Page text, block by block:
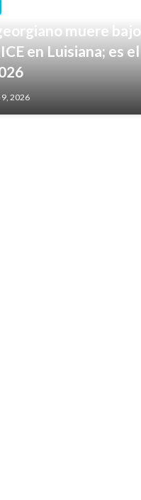
muere bajo
en Luisiana; es el
2026